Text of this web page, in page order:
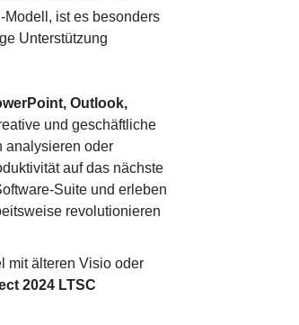
Modell, ist es besonders
Unterstützung
Outlook,
und geschäftliche
analysieren oder
auf das nächste
Suite und erleben
revolutionieren
mit älteren Visio oder
2024 LTSC